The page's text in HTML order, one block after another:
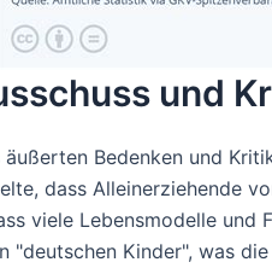
und
Bedenken und
dass Alleinerziehende
viele Lebensmodelle
"deutschen Kinder", was